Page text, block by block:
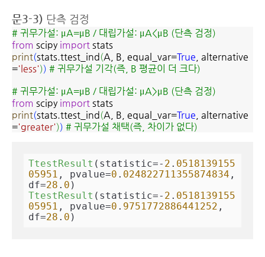
문3-3) 단측 검정
# 귀무가설: μA=μB / 대립가설: μA<μB (단측 검정)
from scipy import stats
print(stats.ttest_ind(A, B, equal_var=True , alternative
='less')) # 귀무가설 기각(즉, B 평균이 더 크다)
# 귀무가설: μA=μB / 대립가설: μA>μB (단측 검정)
from scipy import stats
print(stats.ttest_ind(A, B, equal_var=True , alternative
='greater')) # 귀무가설 채택(즉, 차이가 없다)
TtestResult (statistic=- 2 . 0518139155
05951 , pvalue=0 . 024822711355874834 ,
df=28 . 0
TtestResult (statistic=- 2 . 0518139155
05951 , pvalue=0 . 9751772886441252 ,
df=28 . 0 )